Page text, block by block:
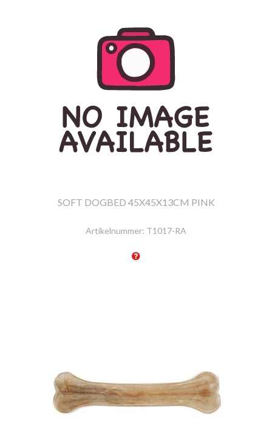
SOFT DOGBED 45X45X13CM PINK
Artikelnummer: T1017-RA